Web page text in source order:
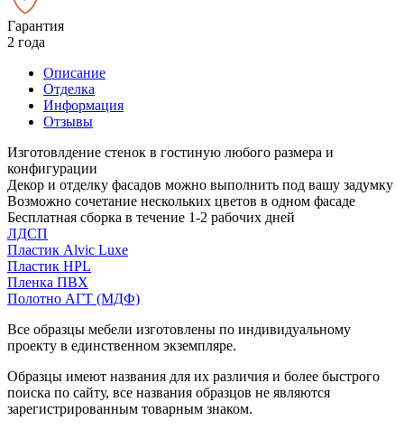
Гарантия
2 года
Описание
Отделка
Информация
Отзывы
Изготовлдение стенок в гостиную любого размера и
конфигурации
Декор и отделку фасадов можно выполнить под вашу задумку
Возможно сочетание нескольких цветов в одном фасаде
Бесплатная сборка в течение 1-2 рабочих дней
ЛДСП
Пластик Alvic Luxe
Пластик HPL
Пленка ПВХ
Полотно АГТ (МДФ)
Все образцы мебели изготовлены по индивидуальному
проекту в единственном экземпляре.
Образцы имеют названия для их различия и более быстрого
поиска по сайту, все названия образцов не являются
зарегистрированным товарным знаком.